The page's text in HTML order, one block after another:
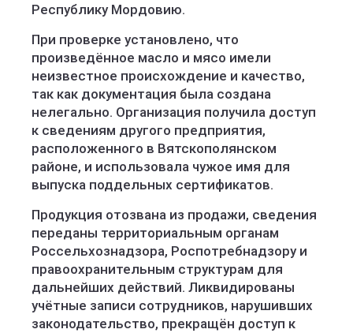
Республику Мордовию.
При проверке установлено, что
произведённое масло и мясо имели
неизвестное происхождение и качество,
так как документация была создана
нелегально. Организация получила доступ
к сведениям другого предприятия,
расположенного в Вятскополянском
районе, и использовала чужое имя для
выпуска поддельных сертификатов.
Продукция отозвана из продажи, сведения
переданы территориальным органам
Россельхознадзора, Роспотребнадзору и
правоохранительным структурам для
дальнейших действий. Ликвидированы
учётные записи сотрудников, нарушивших
законодательство, прекращён доступ к